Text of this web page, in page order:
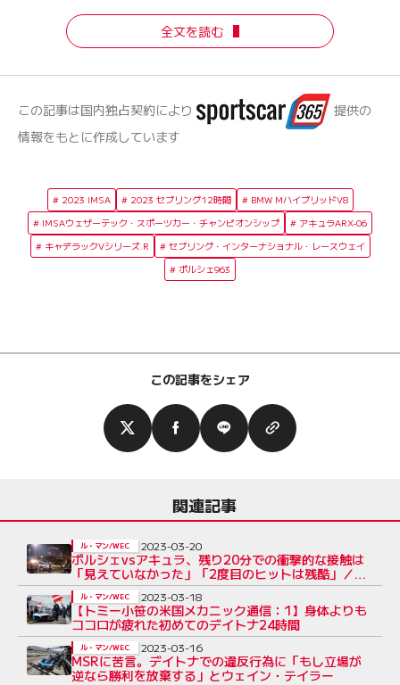
全文を読む
この記事は国内独占契約により
提供の
情報をもとに作成しています
2023 IMSA 2023 セブリング12時間
BMW MハイブリッドV8
IMSAウェザーテック・スポーツカー・チャンピオンシップ
アキュラARX-06
キャデラックVシリーズ.R
セブリング・インターナショナル・レースウェイ
ポルシェ963
この記事をシェア
関連記事
ポルシェvsアキュラ、残り20分での衝撃的な接触は
「見えていなかった」「2度目のヒットは残酷」／セ
ブリング12時間
ル・マン/WEC 2023-03-20
【トミー小笹の米国メカニック通信：1】身体よりも
ココロが疲れた初めてのデイトナ24時間
ル・マン/WEC 2023-03-18
MSRに苦言。デイトナでの違反行為に「もし立場が
逆なら勝利を放棄する」とウェイン・テイラー
ル・マン/WEC 2023-03-16